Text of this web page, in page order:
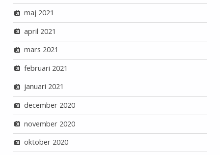
maj 2021
april 2021
mars 2021
februari 2021
januari 2021
december 2020
november 2020
oktober 2020